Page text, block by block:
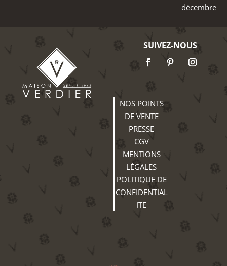
décembre
SUIVEZ-NOUS
NOS POINTS
DE VENTE
PRESSE
CGV
MENTIONS
LÉGALES
POLITIQUE DE
CONFIDENTIAL
ITE